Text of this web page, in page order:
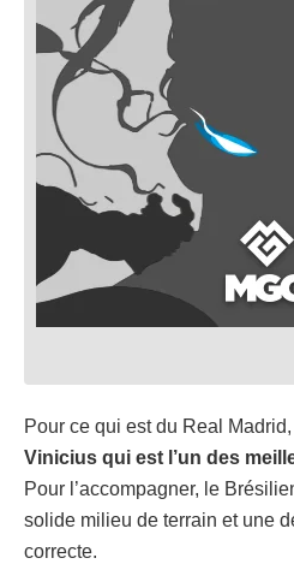
Pour ce qui est du Real
Vinicius qui est l’un des
Pour l’accompagner, le
solide milieu de terrain et une
correcte.